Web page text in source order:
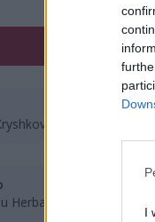
I
Zawodnik
Herbaut